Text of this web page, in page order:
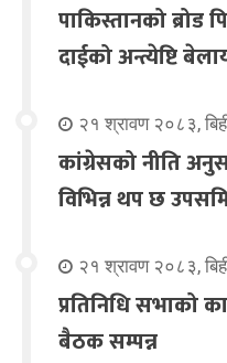
पाकिस्तानको ब्रोड
दाईको अन्त्येष्टि
२१ श्रावण २०८३,
कांग्रेसको नीति
विभिन्न थप छ
२१ श्रावण २०८३,
प्रतिनिधि सभाको
बैठक सम्पन्न